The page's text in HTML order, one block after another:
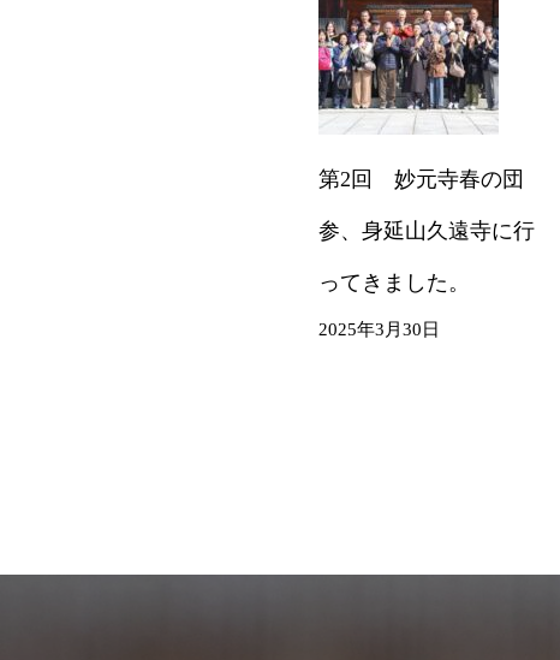
第2回 妙元寺春の団
参、身延山久遠寺に行
ってきました。
2025年3月30日